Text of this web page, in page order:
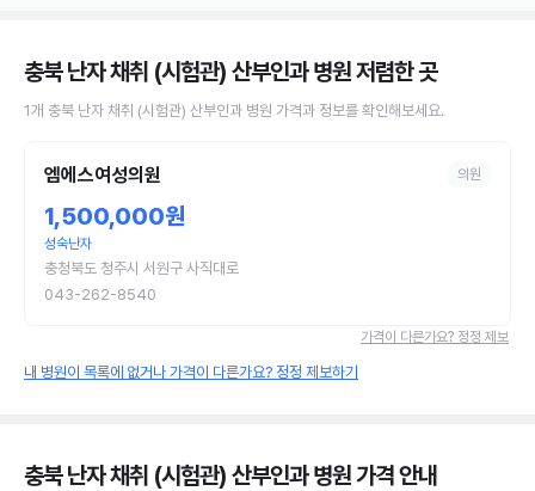
충북 난자 채취 (시험관) 산부인과 병원저렴한 곳
1개 충북 난자 채취 (시험관) 산부인과 병원 가격과 정보를 확인해보세요.
엠에스여성의원 의원
1,500,000원
성숙난자
충청북도 청주시 서원구 사직대로
043-262-8540
가격이 다른가요? 정정 제보
내 병원이 목록에 없거나 가격이 다른가요? 정정 제보하기
충북 난자 채취 (시험관) 산부인과 병원가격 안내